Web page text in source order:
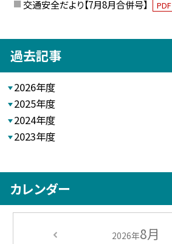
交通安全だより【7月8月合併号】 PDF
過去記事
2026年度
2025年度
2024年度
2023年度
カレンダー
2026年8月